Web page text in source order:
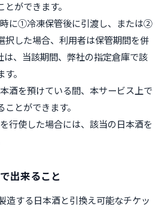
ができます。
に①冷凍保管後に引渡し、または②
択した場合、利用者は保管期間を併
は、当該期間、弊社の指定倉庫で該
。
酒を預けている間、本サービス上で
とができます。
行使した場合には、該当の日本酒を
出来ること
造する日本酒と引換え可能なチケッ